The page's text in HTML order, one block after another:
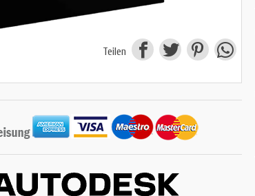
Teilen